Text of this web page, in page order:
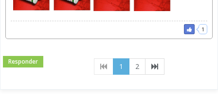
1
Responder
1 (current)
2